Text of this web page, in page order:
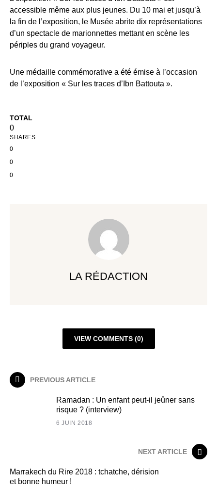
accessible même aux plus jeunes. Du 10 mai et jusqu’à
la fin de l’exposition, le Musée abrite dix représentations
d’un spectacle de marionnettes mettant en scène les
périples du grand voyageur.
Une médaille commémorative a été émise à l’occasion
de l’exposition « Sur les traces d’Ibn Battouta ».
TOTAL
0
SHARES
0
0
0
LA RÉDACTION
VIEW COMMENTS (0)
PREVIOUS ARTICLE
Ramadan : Un enfant peut-il jeûner sans
risque ? (interview)
6 JUIN 2018
NEXT ARTICLE
Marrakech du Rire 2018 : tchatche, dérision
et bonne humeur !